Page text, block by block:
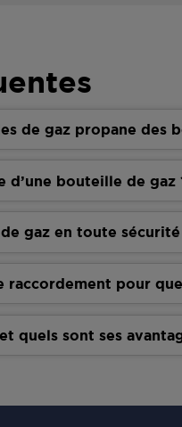
de gaz propane des
d’une bouteille de gaz
gaz en toute sécurité
raccordement pour
quels sont ses